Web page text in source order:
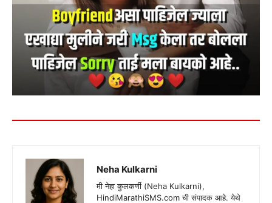
Neha Kulkarni
मी नेहा कुलकर्णी (Neha Kulkarni),
HindiMarathiSMS.com ची संपादक आहे. येथे